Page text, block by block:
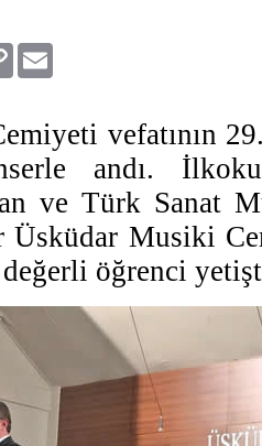
Copy
Link
vefatının
andı.
ve Türk Sanat
Üsküdar Musiki
değerli öğrenci